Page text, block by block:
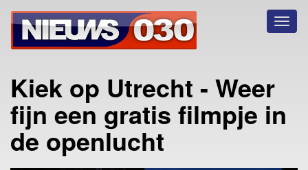
Kiek op Utrecht - Weer
fijn een gratis filmpje in
de openlucht